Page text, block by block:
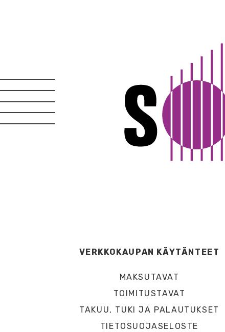
VERKKOKAUPAN KÄYTÄNTEET
MAKSUTAVAT
TOIMITUSTAVAT
TAKUU, TUKI JA PALAUTUKSET
TIETOSUOJASELOSTE